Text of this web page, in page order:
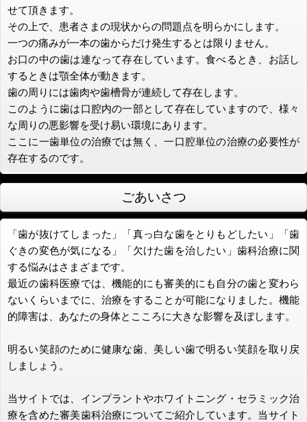
せて頂きます。
その上で、患者さまの現状からの問題点を明らかにします。
一つの痛みが一本の歯からだけ発生するとは限りません。
お口の中の歯は連なって存在しています。食べるとき、お話し
するときは顎全体が動きます。
歯の周りには歯肉や歯槽骨が連続して存在します。
このように歯は口腔内の一部として存在していますので、様々
な周りの悪影響を受け易い環境にあります。
ここに一歯単位の治療では無く、一口腔単位の治療の必要性が
存在するのです。
ごあいさつ
「歯が抜けてしまった」「真っ白な歯をとりもどしたい」「歯
ぐきの変色が気になる」「欠けた歯を治したい」歯科治療に関
する悩みはさまざまです。
最近の歯科医療では、機能的にも審美的にも自分の歯と変わら
ないくらいまでに、治療をすることが可能になりました。機能
的障害は、あなたの身体とこころに大きな影響を及ぼします。
明るい笑顔のために健康な歯、美しい歯で明るい笑顔を取り戻
しましょう。
当サイトでは、インプラントやホワイトニング・セラミック治
療を含めた審美歯科治療についてご紹介しています。当サイト